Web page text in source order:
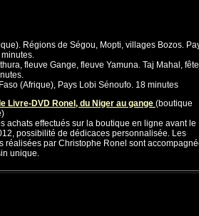
Régions de Ségou, Mopti, villages Bozos.
fleuve Gange, fleuve Yamuna. Taj Mahal,
(Afrique), Pays Lobi Sénoufo. 18 minutes
Livre-DVD Ronel, du Niger au gange (boutique
achats effectués sur la boutique en ligne avant le
possibilité de dédicaces personnalisée. Les
réalisées par Christophe Ronel sont
unique.